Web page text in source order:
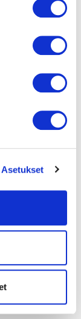
Asetukset